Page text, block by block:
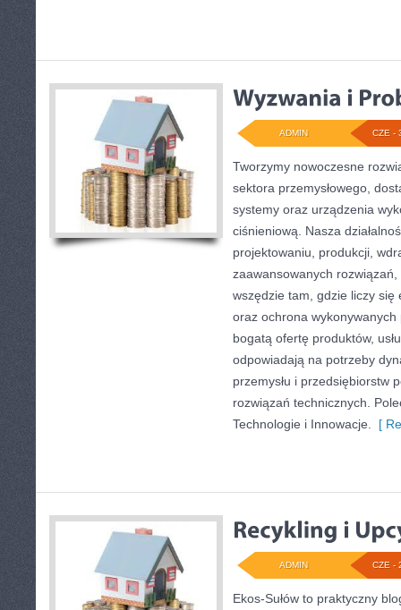
CZE -
ADMIN
Tworzymy nowoczesne
sektora przemysłowego,
systemy oraz urządzenia
ciśnieniową. Nasza
projektowaniu, produkcji,
zaawansowanych
wszędzie tam, gdzie liczy się
oraz ochrona
bogatą ofertę produktów,
odpowiadają na potrzeby
przemysłu i przedsiębiorstw
rozwiązań technicznych.
Technologie i Innowacje.
[
CZE -
ADMIN
Ekos-Sułów to praktyczny